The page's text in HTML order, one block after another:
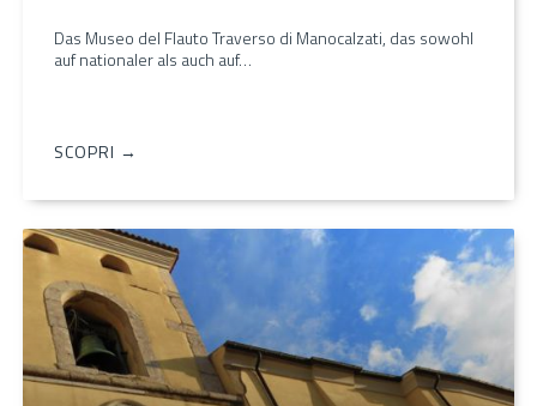
Das Museo del Flauto Traverso di Manocalzati, das sowohl
auf nationaler als auch auf…
SCOPRI →